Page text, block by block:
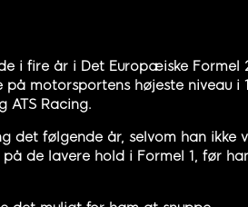
i fire år i Det Europæiske Formel
motorsportens højeste niveau i
ATS Racing.
det følgende år, selvom han ikke
de lavere hold i Formel 1, før